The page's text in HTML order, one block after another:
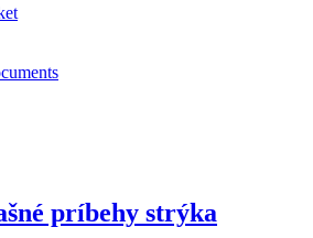
príbehy strýka